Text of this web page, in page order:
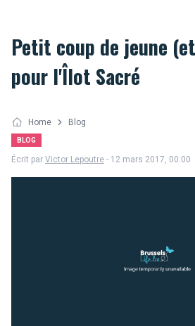
Petit coup de jeune
pour l'Îlot Sacré
Home Blog
BLOG
Écrit par Victor Lepoutre - 12 mars 2017, 00:00